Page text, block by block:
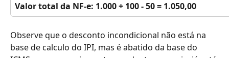
Valor total da NF-e: 1.000 + 100 - 50 = 1.050,00
Observe que o desconto incondicional não está na
base de calculo do IPI, mas é abatido da base do